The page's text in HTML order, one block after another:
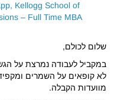
Kellogg School of
– Full Time MBA
שלום לכולם,
במקביל לעבודה נמרצת על
לא קופאים על השמרים
מוועדות הקבלה.